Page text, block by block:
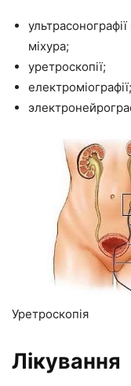
міхура;
уретроскопії;
електроміографії;
Уретроскопія
Лікування